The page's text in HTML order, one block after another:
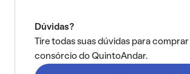
Dúvidas?
Tire todas suas dúvidas para comprar
consórcio do QuintoAndar.